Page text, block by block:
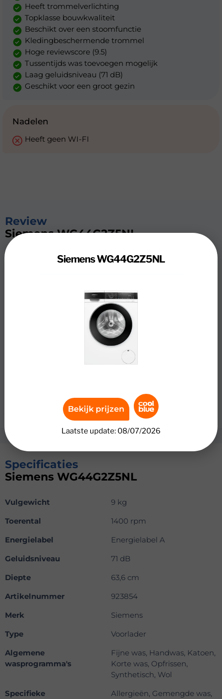
Heeft trommelverlichting
Topklasse bouwkwaliteit
Beschikt over een stoomfunctie
Kledingbeschermende trommel
Hoge reviewscore (9.5)
Tussentijds was toevoegen mogelijk
Laag geluidsniveau (71 dB)
Geschikt voor een groot gezin
Nadelen
Heeft geen WI-FI
Review
Siemens WG44G2Z5NL
Je hebt minder strijkwerk met de Siemens
kreukels uit je droge was. Zo trek je je favoriete
overhemd uit de kast na 20 minuten stomen netjes aan
naar je afspraak. Dat scheelt tijd en strijkwerk. Met 9
kilogram vulgewicht heb je ruimte voor een grote
hoeveelheid wasgoed. Zo past je was van de hele week of
een lading beddengoed in één keer in de trommel, wat
tijd en energie bespaart. Wil je alleen een kleine was
katoenprogramma eenvoudig in met varioSpeed. Zo was
je tot 65% sneller met hetzelfde wasresultaat.
Specificaties
Siemens WG44G2Z5NL
Vulgewicht
9 kg
Toerental
1400 rpm
Energielabel
Energielabel A
Geluidsniveau
71 dB
Diepte
63,6 cm
Artikelnummer
923854
Merk
Siemens
Type
Voorlader
Algemene
wasprogramma's
Fijne was, Handwas, Katoen,
Korte was, Opfrissen,
Synthetisch, Wol
Specifieke
Allergieën, Gemengde was,
Siemens WG44G2Z5NL
Bekijk prijzen
Laatste update: 08/07/2026